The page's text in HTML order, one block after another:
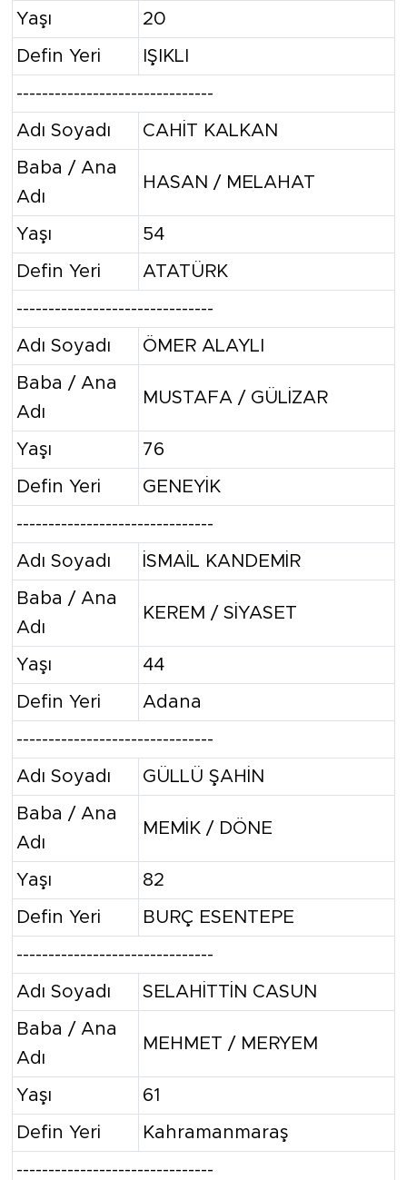
Yaşı 20
Defin Yeri IŞIKLI
-------------------------------
Adı Soyadı CAHİT KALKAN
Baba / Ana
Adı
HASAN / MELAHAT
Yaşı 54
Defin Yeri ATATÜRK
-------------------------------
Adı Soyadı ÖMER ALAYLI
Baba / Ana
Adı
MUSTAFA / GÜLİZAR
Yaşı 76
Defin Yeri GENEYİK
-------------------------------
Adı Soyadı İSMAİL KANDEMİR
Baba / Ana
Adı
KEREM / SİYASET
Yaşı 44
Defin Yeri Adana
-------------------------------
Adı Soyadı GÜLLÜ ŞAHİN
Baba / Ana
Adı
MEMİK / DÖNE
Yaşı 82
Defin Yeri BURÇ ESENTEPE
-------------------------------
Adı Soyadı SELAHİTTİN CASUN
Baba / Ana
Adı
MEHMET / MERYEM
Yaşı 61
Defin Yeri Kahramanmaraş
-------------------------------